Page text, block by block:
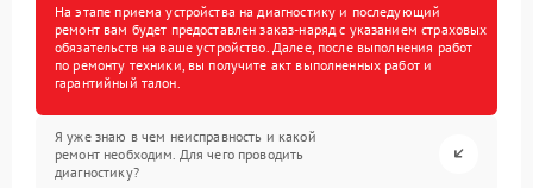
На этапе приема устройства на диагностику и последующий
ремонт вам будет предоставлен заказ-наряд с указанием страховых
обязательств на ваше устройство. Далее, после выполнения работ
по ремонту техники, вы получите акт выполненных работ и
гарантийный талон.
Я уже знаю в чем неисправность и какой
ремонт необходим. Для чего проводить
диагностику?